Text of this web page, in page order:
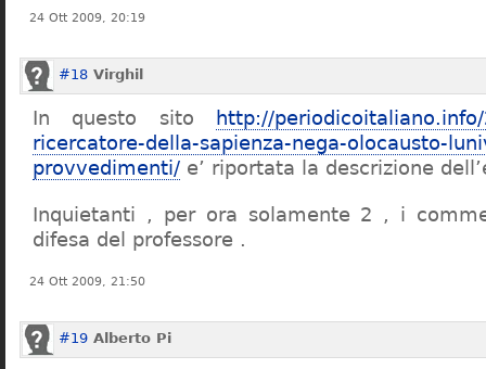
24 Ott 2009, 20:19
#18 Virghil
In questo sito
http://
ricercatore-della-sapienza-nega-olocausto-
provvedimenti/ e’ riportata la descrizione
Inquietanti , per ora solamente 2 , i
difesa del professore .
24 Ott 2009, 21:50
#19 Alberto Pi